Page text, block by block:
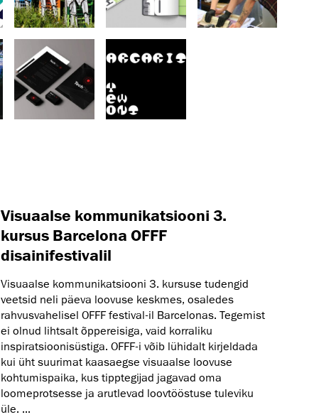
Visuaalse kommunikatsiooni 3.
kursus Barcelona OFFF
disainifestivalil
Visuaalse kommunikatsiooni 3. kursuse tudengid
veetsid neli päeva loovuse keskmes, osaledes
rahvusvahelisel OFFF festival-il Barcelonas. Tegemist
ei olnud lihtsalt õppereisiga, vaid korraliku
inspiratsioonisüstiga. OFFF-i võib lühidalt kirjeldada
kui üht suurimat kaasaegse visuaalse loovuse
kohtumispaika, kus tipptegijad jagavad oma
loomeprotsesse ja arutlevad loovtööstuse tuleviku
üle. ...